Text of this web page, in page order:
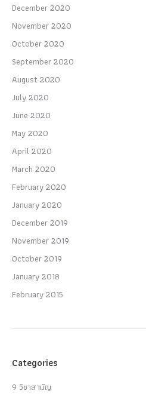
December 2020
November 2020
October 2020
September 2020
August 2020
July 2020
June 2020
May 2020
April 2020
March 2020
February 2020
January 2020
December 2019
November 2019
October 2019
January 2018
February 2015
Categories
9 วิชาสามัญ